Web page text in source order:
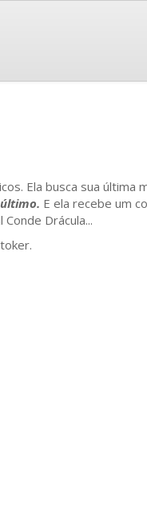
Ela busca sua última
último. E ela recebe um
Drácula...